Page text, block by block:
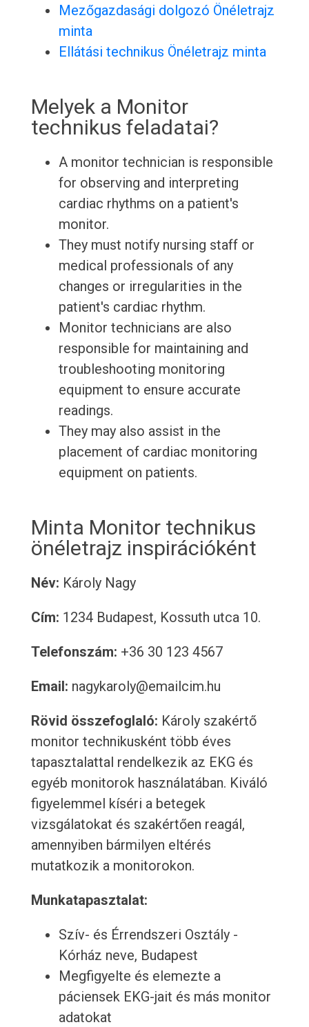
Mezőgazdasági dolgozó Önéletrajz
minta
Ellátási technikus Önéletrajz minta
Melyek a Monitor
technikus feladatai?
A monitor technician is responsible
for observing and interpreting
cardiac rhythms on a patient's
monitor.
They must notify nursing staff or
medical professionals of any
changes or irregularities in the
patient's cardiac rhythm.
Monitor technicians are also
responsible for maintaining and
troubleshooting monitoring
equipment to ensure accurate
readings.
They may also assist in the
placement of cardiac monitoring
equipment on patients.
Minta Monitor technikus
önéletrajz inspirációként
Név: Károly Nagy
Cím: 1234 Budapest, Kossuth utca 10.
Telefonszám: +36 30 123 4567
Email: nagykaroly@emailcim.hu
Rövid összefoglaló: Károly szakértő
monitor technikusként több éves
tapasztalattal rendelkezik az EKG és
egyéb monitorok használatában. Kiváló
figyelemmel kíséri a betegek
vizsgálatokat és szakértően reagál,
amennyiben bármilyen eltérés
mutatkozik a monitorokon.
Munkatapasztalat:
Szív- és Érrendszeri Osztály -
Kórház neve, Budapest
Megfigyelte és elemezte a
páciensek EKG-jait és más monitor
adatokat